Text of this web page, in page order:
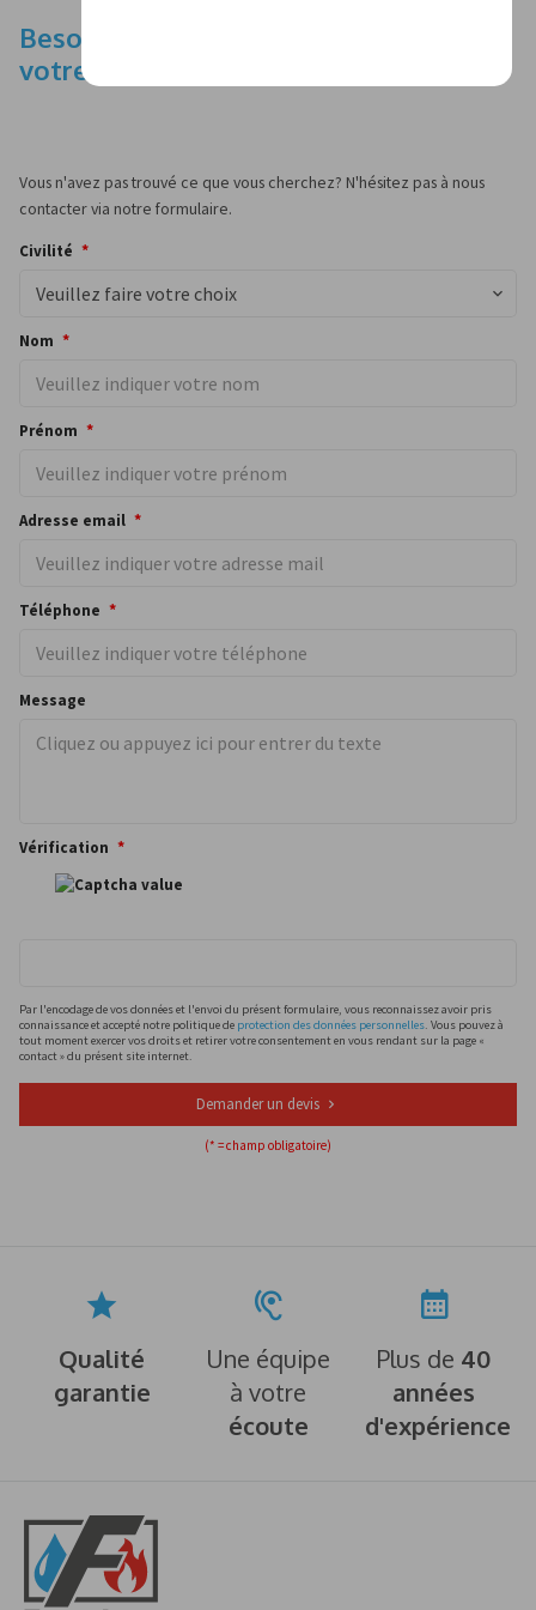
Besoin d'aide ou de conseils pour faire
votre choix? Contactez nous via ce lien
Vous n'avez pas trouvé ce que vous cherchez? N'hésitez pas à nous
contacter via notre formulaire.
Civilité
Veuillez faire votre choix
Nom
Prénom
Adresse email
Téléphone
Message
Vérification
Par l'encodage de vos données et l'envoi du présent formulaire, vous reconnaissez avoir pris
connaissance et accepté notre politique de protection des données personnelles. Vous pouvez à
tout moment exercer vos droits et retirer votre consentement en vous rendant sur la page «
contact » du présent site internet.
Demander un devis
(* = champ obligatoire)
Qualité
garantie
Une équipe
à votre
écoute
Plus de 40
années
d'expérience